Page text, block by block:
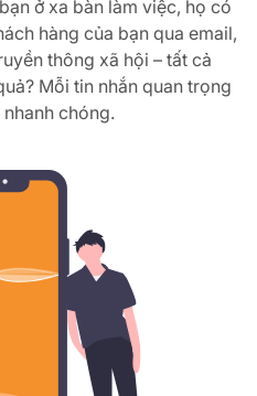
ở xa bàn làm việc, họ có
hàng của bạn qua email,
thông xã hội – tất cả
Mỗi tin nhắn quan trọng
chóng.